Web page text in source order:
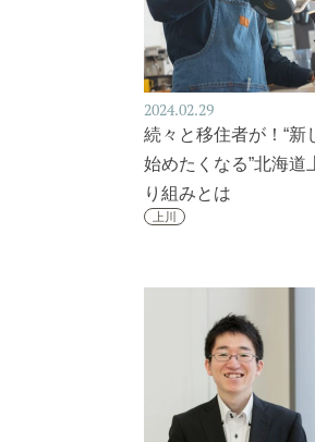
2024.02.29
続々と移住者が！“新
始めたくなる”北海道
り組みとは
上川